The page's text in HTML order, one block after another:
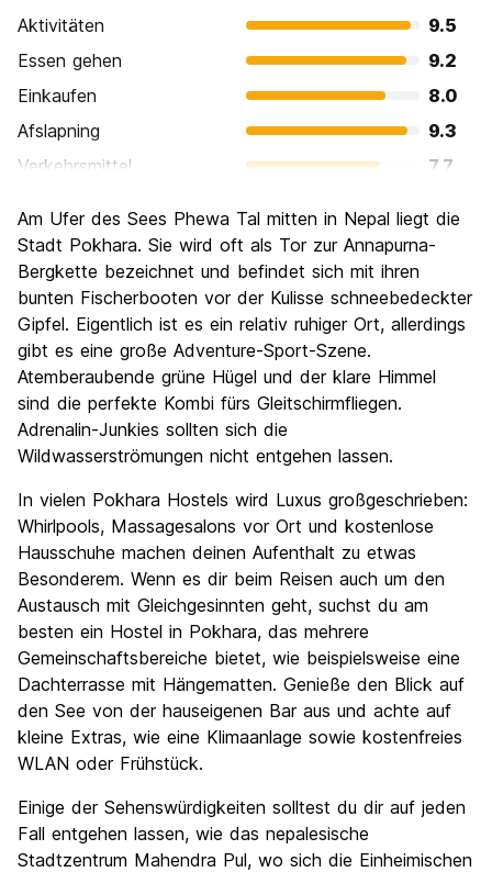
Aktivitäten
9.5
Essen gehen
9.2
Einkaufen
8.0
Afslapning
9.3
Verkehrsmittel
7.7
Kultur
Nachtleben / Party
Preis-Leistungsverhältnis
8.7
Am Ufer des Sees Phewa Tal mitten in Nepal liegt die
Stadt Pokhara. Sie wird oft als Tor zur Annapurna-
Bergkette bezeichnet und befindet sich mit ihren
bunten Fischerbooten vor der Kulisse schneebedeckter
Gipfel. Eigentlich ist es ein relativ ruhiger Ort, allerdings
gibt es eine große Adventure-Sport-Szene.
Atemberaubende grüne Hügel und der klare Himmel
sind die perfekte Kombi fürs Gleitschirmfliegen.
Adrenalin-Junkies sollten sich die
Wildwasserströmungen nicht entgehen lassen.
In vielen Pokhara Hostels wird Luxus großgeschrieben:
Whirlpools, Massagesalons vor Ort und kostenlose
Hausschuhe machen deinen Aufenthalt zu etwas
Besonderem. Wenn es dir beim Reisen auch um den
Austausch mit Gleichgesinnten geht, suchst du am
besten ein Hostel in Pokhara, das mehrere
Gemeinschaftsbereiche bietet, wie beispielsweise eine
Dachterrasse mit Hängematten. Genieße den Blick auf
den See von der hauseigenen Bar aus und achte auf
kleine Extras, wie eine Klimaanlage sowie kostenfreies
WLAN oder Frühstück.
Einige der Sehenswürdigkeiten solltest du dir auf jeden
Fall entgehen lassen, wie das nepalesische
Stadtzentrum Mahendra Pul, wo sich die Einheimischen